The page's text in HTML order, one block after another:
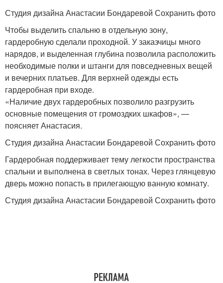
Студия дизайна Анастасии Бондаревой Сохранить фото
Чтобы выделить спальню в отдельную зону,
гардеробную сделали проходной. У заказчицы много
нарядов, и выделенная глубина позволила расположить
необходимые полки и штанги для повседневных вещей
и вечерних платьев. Для верхней одежды есть
гардеробная при входе.
«Наличие двух гардеробных позволило разгрузить
основные помещения от громоздких шкафов», —
поясняет Анастасия.
Студия дизайна Анастасии Бондаревой Сохранить фото
Гардеробная поддерживает тему легкости пространства
спальни и выполнена в светлых тонах. Через глянцевую
дверь можно попасть в прилегающую ванную комнату.
Студия дизайна Анастасии Бондаревой Сохранить фото